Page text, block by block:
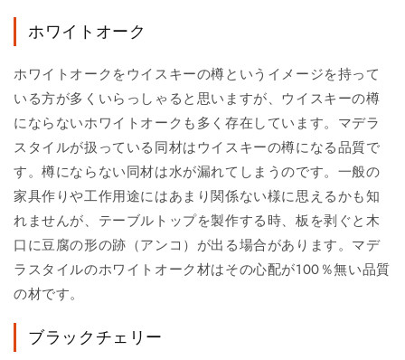
ホワイトオーク
ホワイトオークをウイスキーの樽というイメージを持って
いる方が多くいらっしゃると思いますが、ウイスキーの樽
にならないホワイトオークも多く存在しています。マデラ
スタイルが扱っている同材はウイスキーの樽になる品質で
す。樽にならない同材は水が漏れてしまうのです。一般の
家具作りや工作用途にはあまり関係ない様に思えるかも知
れませんが、テーブルトップを製作する時、板を剥ぐと木
口に豆腐の形の跡（アンコ）が出る場合があります。マデ
ラスタイルのホワイトオーク材はその心配が100％無い品質
の材です。
ブラックチェリー